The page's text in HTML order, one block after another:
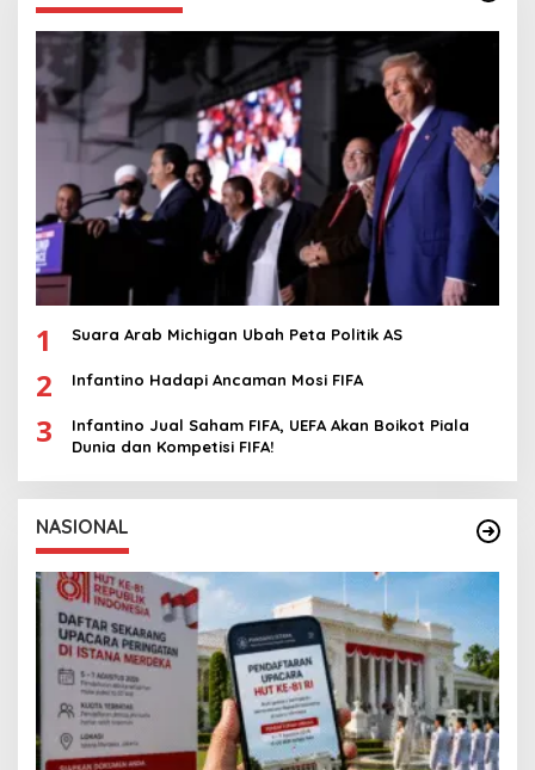
1 Suara Arab Michigan Ubah Peta Politik AS
2 Infantino Hadapi Ancaman Mosi FIFA
3
Infantino Jual Saham FIFA, UEFA Akan Boikot Piala
Dunia dan Kompetisi FIFA!
NASIONAL